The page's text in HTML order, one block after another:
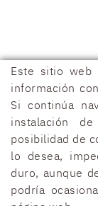
Este sitio web
información
Si continúa
instalación
posibilidad de
lo desea,
duro, aunque
podría